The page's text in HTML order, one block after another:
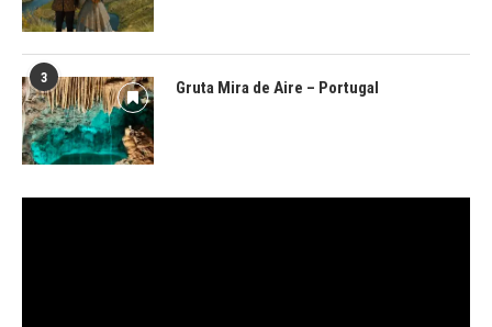
3 Gruta Mira de Aire – Portugal